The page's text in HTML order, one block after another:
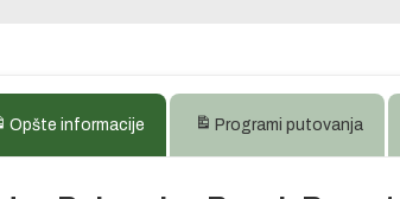
Opšte informacije Programi putovanja